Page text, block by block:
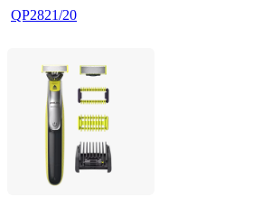
QP2821/20